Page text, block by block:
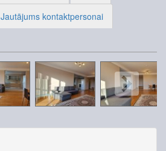
Jautājums kontaktpersonai